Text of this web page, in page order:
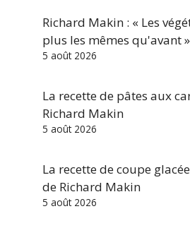
Richard Makin : « Les
plus les mêmes qu'avant »
5 août 2026
La recette de pâtes aux
Richard Makin
5 août 2026
La recette de coupe
de Richard Makin
5 août 2026